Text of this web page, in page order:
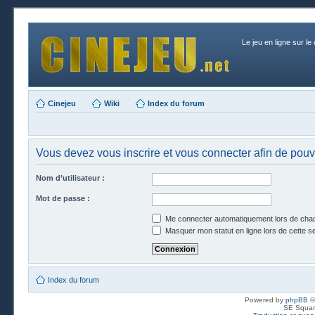
Le jeu en ligne sur le
Cinejeu Wiki Index du forum
Vous devez vous inscrire et vous connecter afin de
Nom d’utilisateur :
Mot de passe :
Me connecter automatiquement lors de
Masquer mon statut en ligne lors de cette
Index du forum
Powered by phpBB
SE